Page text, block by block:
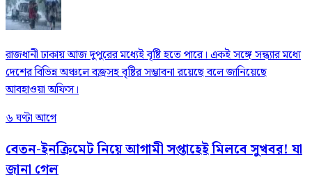
রাজধানী ঢাকায় আজ দুপুরের মধ্যেই বৃষ্টি হতে পারে। একই সঙ্গে সন্ধ্যার মধ্যে
দেশের বিভিন্ন অঞ্চলে বজ্রসহ বৃষ্টির সম্ভাবনা রয়েছে বলে জানিয়েছে
আবহাওয়া অফিস।
৬ ঘণ্টা আগে
বেতন-ইনক্রিমেট নিয়ে আগামী সপ্তাহেই মিলবে সুখবর! যা
জানা গেল